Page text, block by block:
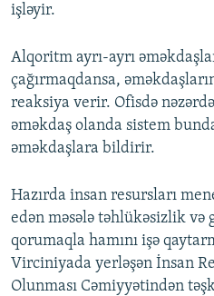
işləyir.
Alqoritm ayrı-ayrı
çağırmaqdansa,
reaksiya verir. Ofisdə
əməkdaş olanda sistem
əməkdaşlara bildirir.
Hazırda insan resursları
edən məsələ təhlükəsizlik və
qorumaqla hamını işə
Virciniyada yerləşən İnsan
Olunması Cəmiyyətindən